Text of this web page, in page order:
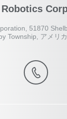
Robotics
51870
Township, アメリ